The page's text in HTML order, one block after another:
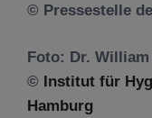
© Pressestelle
Foto: Dr. William
© Institut für
Hamburg